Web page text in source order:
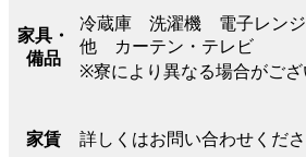
家具・
備品
冷蔵庫 洗濯機 電子レン
他 カーテン・テレビ
※寮により異なる場合がござ
家賃 詳しくはお問い合わせくださ